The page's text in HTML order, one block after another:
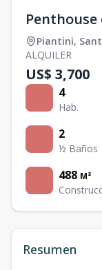
Piantini,
ALQUILER
US$ 3,700
4
Hab.
2
½ Baños
488 M²
Resumen